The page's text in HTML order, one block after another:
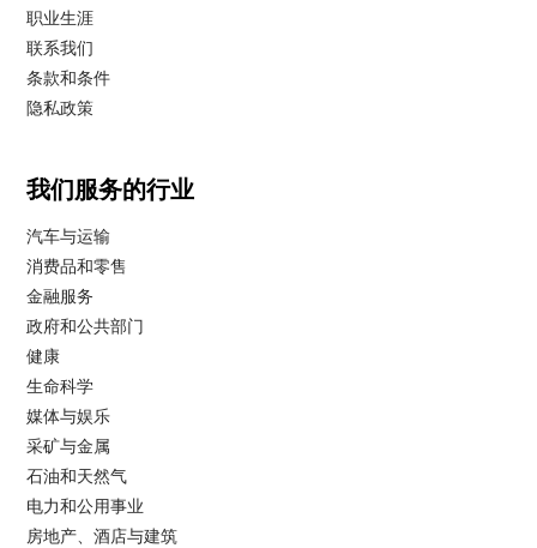
职业生涯
联系我们
条款和条件
隐私政策
我们服务的行业
汽车与运输
消费品和零售
金融服务
政府和公共部门
健康
生命科学
媒体与娱乐
采矿与金属
石油和天然气
电力和公用事业
房地产、酒店与建筑